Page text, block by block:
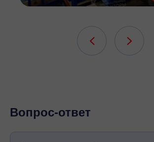
Вопрос-ответ